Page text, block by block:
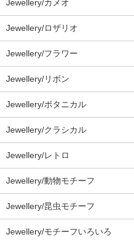
Jewellery/カメオ
Jewellery/ロザリオ
Jewellery/フラワー
Jewellery/リボン
Jewellery/ボタニカル
Jewellery/クラシカル
Jewellery/レトロ
Jewellery/動物モチーフ
Jewellery/昆虫モチーフ
Jewellery/モチーフいろいろ